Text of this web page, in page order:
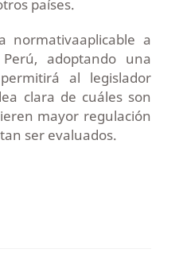
países.
normativaaplicable a
adoptando una
al legislador
clara de cuáles son
mayor regulación
ser evaluados.